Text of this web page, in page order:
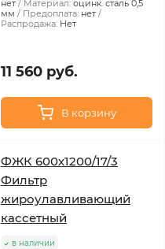
нет
Материал: оцинк. сталь 0,5
мм
Предоплата: нет
Распродажа: Нет
11 560 руб.
В корзину
ФЖК 600х1200/17/3
Фильтр
жироулавливающий
кассетный
в наличии